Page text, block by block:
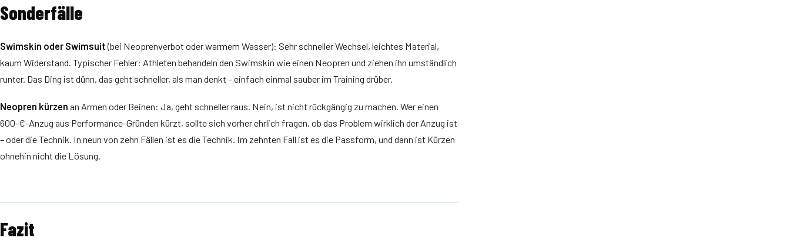
Sonderfälle
Swimskin oder Swimsuit(bei Neoprenverbot oder warmem Wasser): Sehr schneller Wechsel, leichtes Material,
kaum Widerstand. Typischer Fehler: Athleten behandeln den Swimskin wie einen Neopren und ziehen ihn umständlich
runter. Das Ding ist dünn, das geht schneller, als man denkt – einfach einmal sauber im Training drüber.
Neopren kürzen an Armen oder Beinen: Ja, geht schneller raus. Nein, ist nicht rückgängig zu machen. Wer einen
600-€-Anzug aus Performance-Gründen kürzt, sollte sich vorher ehrlich fragen, ob das Problem wirklich der Anzug ist
– oder die Technik. In neun von zehn Fällen ist es die Technik. Im zehnten Fall ist es die Passform, und dann ist Kürzen
ohnehin nicht die Lösung.
Fazit